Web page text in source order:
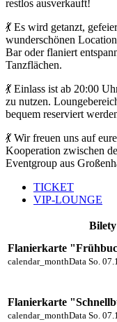
restlos ausverkauft!
💃 Es wird getanzt,
wunderschönen
Bar oder flaniert
Tanzflächen.
💃 Einlass ist ab 20:00
zu nutzen.
bequem reserviert
💃 Wir freuen uns auf
Kooperation zwischen
Eventgroup aus
TICKET
VIP-LOUNGE
Bilety
Flanierkarte
calendar_monthData So.
Flanierkarte
calendar_monthData So.